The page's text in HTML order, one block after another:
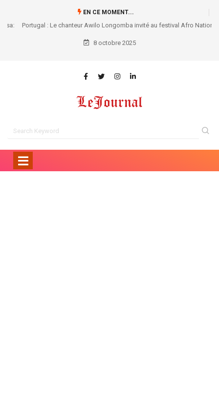
EN CE MOMENT...
Portugal : Le chanteur Awilo Longomba invité au festival Afro Nation
2026 à Portimão
8 octobre 2025